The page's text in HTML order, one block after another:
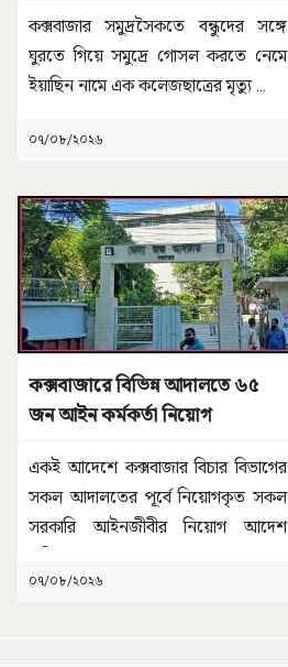
কক্সবাজার সমুদ্রসৈকতে বন্ধুদের সঙ্গে
ঘুরতে গিয়ে সমুদ্রে গোসল করতে নেমে
ইয়াছিন নামে এক কলেজছাত্রের মৃত্যু...
০৭/০৮/২০২৬
কক্সবাজারে বিভিন্ন আদালতে ৬৫
জন আইন কর্মকর্তা নিয়োগ
একই আদেশে কক্সবাজার বিচার বিভাগের
সকল আদালতের পূর্বে নিয়োগকৃত সকল
সরকারি আইনজীবীর নিয়োগ আদেশ
০৭/০৮/২০২৬